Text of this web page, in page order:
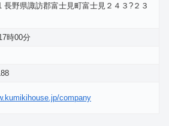
長野県諏訪郡富士見町富士見２４３?２３
時00分
company